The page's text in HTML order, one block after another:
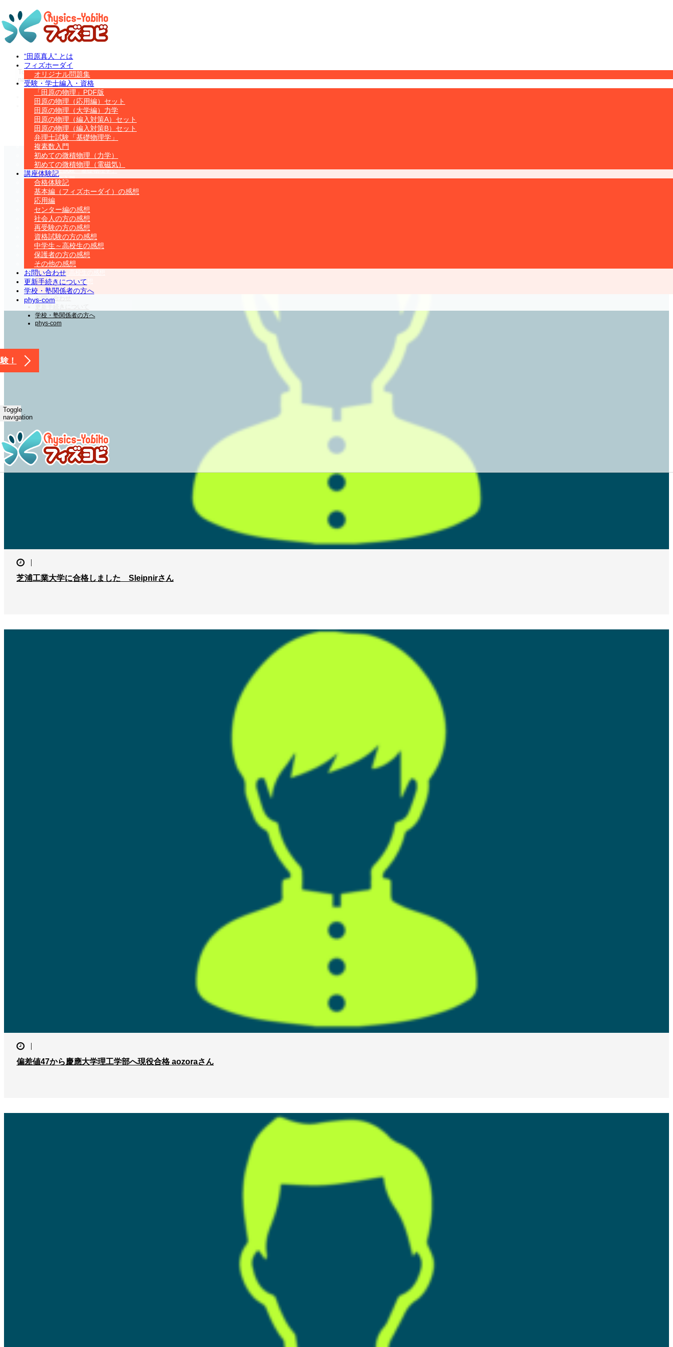
Toggle
navigation
“田原真人” とは
フィズホーダイ
オリジナル問題集
受験・学士編入・資格
「田原の物理」PDF版
田原の物理（応用編）セット
田原の物理（大学編）力学
田原の物理（編入対策A）セット
田原の物理（編入対策B）セット
弁理士試験「基礎物理学」
複素数入門
初めての微積物理（力学）
初めての微積物理（電磁気）
講座体験記
合格体験記
基本編（フィズホーダイ）の感想
応用編
センター編の感想
社会人の方の感想
再受験の方の感想
資格試験の方の感想
中学生～高校生の感想
保護者の方の感想
その他の感想
お問い合わせ
学校・塾関係者の方へ
phys-com
！
Toggle
navigation
“田原真人” とは
フィズホーダイ
オリジナル問題集
受験・学士編入・資格
「田原の物理」PDF版
田原の物理（応用編）セット
田原の物理（大学編）力学
田原の物理（編入対策A）セット
田原の物理（編入対策B）セット
弁理士試験「基礎物理学」
複素数入門
初めての微積物理（力学）
初めての微積物理（電磁気）
講座体験記
合格体験記
基本編（フィズホーダイ）の感想
応用編
センター編の感想
社会人の方の感想
再受験の方の感想
資格試験の方の感想
中学生～高校生の感想
保護者の方の感想
その他の感想
お問い合わせ
更新手続きについて
学校・塾関係者の方へ
phys-com
ホーム
過去の記事一覧
芝浦工業大学に合格しました Sleipnirさん
偏差値47から慶應大学理工学部へ現役合格 aozoraさん